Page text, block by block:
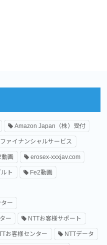
Amazon Japan（株）受付
ァイナンシャルサービス
動画 erosex-xxxjav.com
ト Fe2動画
ー
ー NTTお客様サポート
お客様センター NTTデータ